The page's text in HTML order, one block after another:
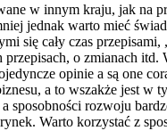
w innym kraju, jak
jednak warto mieć
się cały czas
o zmianach itd.
opinie a są one
a to wszakże jest w
sposobności rozwoju
Warto korzystać z